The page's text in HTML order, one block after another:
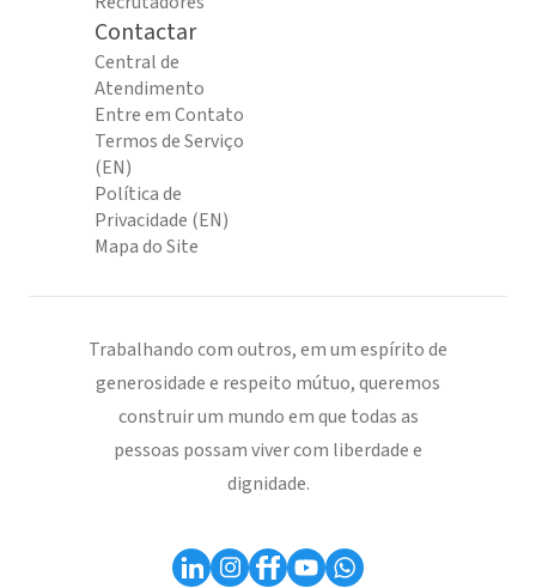
Contactar
Central de
Atendimento
Entre em Contato
Termos de Serviço
(EN)
Política de
Privacidade (EN)
Mapa do Site
Trabalhando com outros, em um espírito de
generosidade e respeito mútuo, queremos
construir um mundo em que todas as
pessoas possam viver com liberdade e
dignidade.